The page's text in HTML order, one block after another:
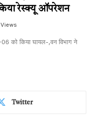
रेस्क्यू ऑपरेशन
Views
को किया घायल-,वन विभाग ने
Twitter